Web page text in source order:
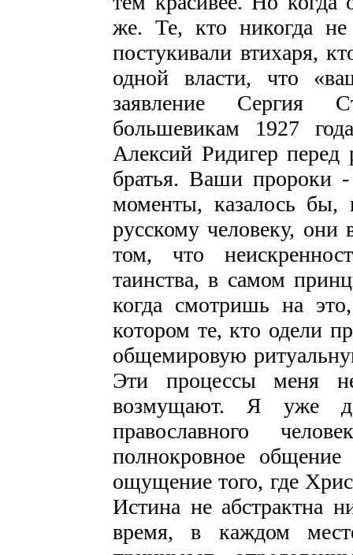
же. Те, кто никогда не
постукивали втихаря,
одной власти, что
заявление Сергия
большевикам 1927
Алексий Ридигер
братья. Ваши пророки
моменты, казалось бы,
русскому человеку,
том, что
таинства, в самом
когда смотришь на
котором те, кто одели
общемировую
Эти процессы меня
возмущают. Я уже
православного
полнокровное
ощущение того, где
Истина не абстрактна
время, в каждом